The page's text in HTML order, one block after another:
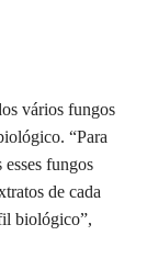
vários fungos
“Para
fungos
de cada
biológico”,